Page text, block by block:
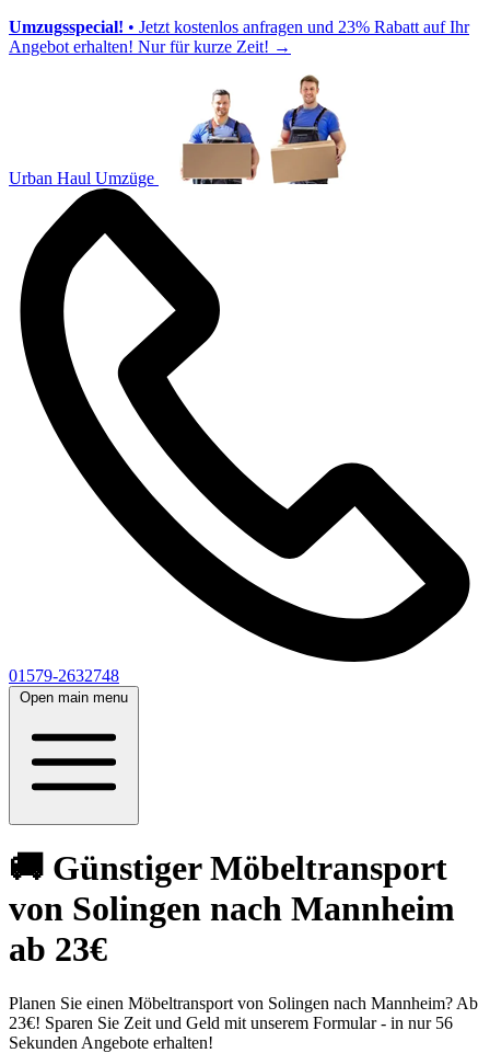
Umzugsspecial! • Jetzt kostenlos anfragen und 23% Rabatt auf Ihr
Angebot erhalten! Nur für kurze Zeit! →
Urban Haul Umzüge
01579-2632748
Open main menu
🚚 Günstiger Möbeltransport
von Solingen nach Mannheim
ab 23€
Planen Sie einen Möbeltransport von Solingen nach Mannheim? Ab
23€! Sparen Sie Zeit und Geld mit unserem Formular - in nur 56
Sekunden Angebote erhalten!